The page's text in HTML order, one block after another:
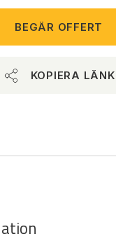
BEGÄR OFFERT
KOPIERA LÄNK